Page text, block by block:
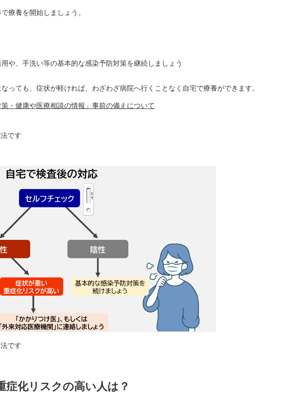
療養を開始しましょう。
や、手洗い等の基本的な感染予防対策を継続しましょう
っても、症状が軽ければ、わざわざ病院へ行くことなく自宅で療養ができます。
・健康や医療相談の情報」事前の備えについて
です
です
症化リスクの高い人は？